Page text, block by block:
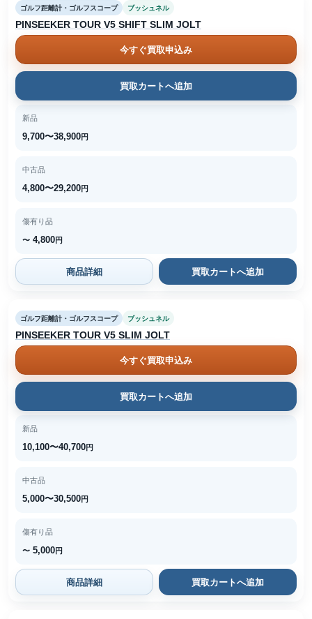
ゴルフ距離計・ゴルフスコープ ブッシュネル
PINSEEKER TOUR V5 SHIFT SLIM JOLT
今すぐ買取申込み
買取カートへ追加
新品
9,700〜38,900円
中古品
4,800〜29,200円
傷有り品
〜 4,800円
商品詳細 買取カートへ追加
ゴルフ距離計・ゴルフスコープ ブッシュネル
PINSEEKER TOUR V5 SLIM JOLT
今すぐ買取申込み
買取カートへ追加
新品
10,100〜40,700円
中古品
5,000〜30,500円
傷有り品
〜 5,000円
商品詳細 買取カートへ追加